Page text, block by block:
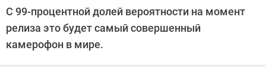
Калашников
С 99-процентной долей вероятности на момент
релиза это будет самый совершенный
камерофон в мире.